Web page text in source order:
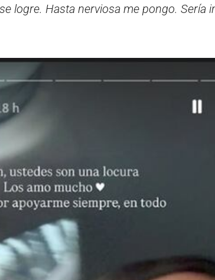
logre. Hasta nerviosa me pongo. Sería